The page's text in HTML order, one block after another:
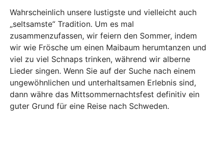
Wahrscheinlich unsere lustigste und vielleicht auch
„seltsamste“ Tradition. Um es mal
zusammenzufassen, wir feiern den Sommer, indem
wir wie Frösche um einen Maibaum herumtanzen und
viel zu viel Schnaps trinken, während wir alberne
Lieder singen. Wenn Sie auf der Suche nach einem
ungewöhnlichen und unterhaltsamen Erlebnis sind,
dann währe das Mittsommernachtsfest definitiv ein
guter Grund für eine Reise nach Schweden.